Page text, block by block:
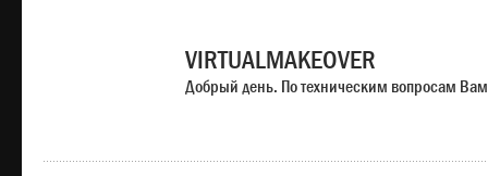
VIRTUALMAKEOVER
Добрый день. По техническим вопросам